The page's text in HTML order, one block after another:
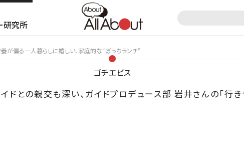
研究所
養が偏る一人暮らしに嬉しい、家庭的な“ぼっちランチ”
ゴチエビス
との親交も深い、ガイドプロデュース部 岩井さんの「行き